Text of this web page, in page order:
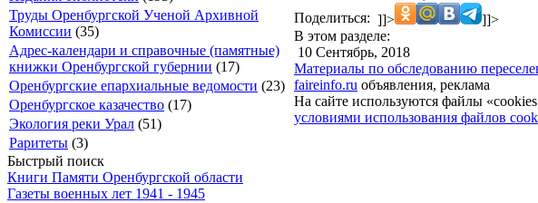
Труды Оренбургской Ученой Архивной
Комиссии (35)
Адрес-календари и справочные (памятные)
книжки Оренбургской губернии (17)
Оренбургские епархиальные ведомости (23)
Оренбургское казачество (17)
Экология реки Урал (51)
Раритеты (3)
Быстрый поиск
Книги Памяти Оренбургской области
Газеты военных лет 1941 - 1945
Поделиться: ]]>
]]>
В этом разделе:
10 Сентябрь, 2018
Материалы по обследованию
faireinfo.ru объявления, реклама
На сайте используются файлы
условиями использования файлов